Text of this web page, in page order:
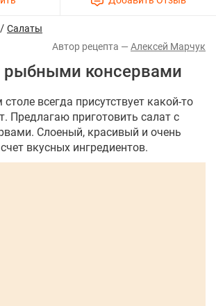
/ Салаты
Алексей Марчук
рыбными консервами
всегда присутствует какой-то
Предлагаю приготовить салат с
Слоеный, красивый и очень
вкусных ингредиентов.